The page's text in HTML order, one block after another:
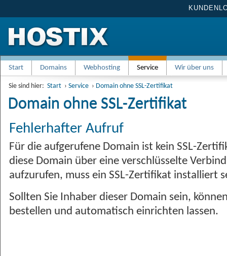
Start Domains Webhosting Service Wir über uns
Sie sind hier: Start › Service › Domain ohne SSL-Zertifikat
Domain ohne SSL-Zertifikat
Fehlerhafter Aufruf
Für die aufgerufene Domain ist kein SSL-
diese Domain über eine verschlüsselte
aufzurufen, muss ein SSL-Zertifikat installiert
Sollten Sie Inhaber dieser Domain sein,
bestellen und automatisch einrichten lassen.